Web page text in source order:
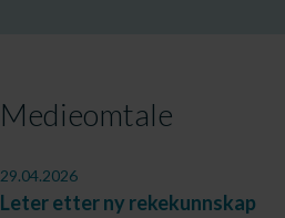
Medieomtale
29.04.2026
Leter etter ny rekekunnskap